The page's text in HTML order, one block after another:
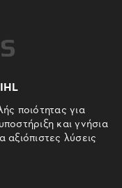
ποιότητας για
και γνήσια
αξιόπιστες λύσεις